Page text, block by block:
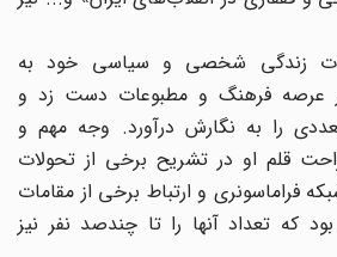
زندگی شخصی و سیاسی خود به
عرصه فرهنگ و مطبوعات دست زد و
را به نگارش درآورد. وجه مهم و
قلم او در تشریح برخی از تحولات
فراماسونری و ارتباط برخی از مقامات
که تعداد آنها را تا چندصد نفر نیز